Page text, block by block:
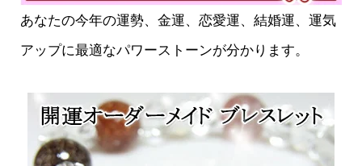
あなたの今年の運勢、金運、恋愛運、結婚運、運気
アップに最適なパワーストーンが分かります。